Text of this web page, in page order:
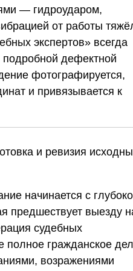
— гидроударом,
от работы
экспертов» всегда
подробной дефектной
фотографируется,
и привязывается к
и ревизия
начинается с
предшествует выезду
судебных
полное гражданское
возражениями